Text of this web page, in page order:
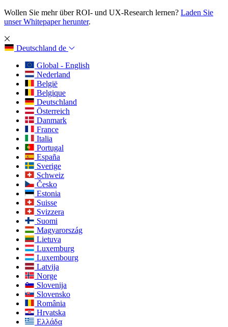
Wollen Sie mehr über ROI- und UX-Research lernen? Laden Sie
unser Whitepaper herunter.
Deutschland de
Global - English
Nederland
België
Belgique
Deutschland
Österreich
Danmark
France
Italia
Portugal
España
Sverige
Schweiz
Česko
Estonia
Suisse
Svizzera
Suomi
Magyarország
Lietuva
Luxemburg
Luxembourg
Latvija
Norge
Slovenija
Slovensko
România
Hrvatska
Ελλάδα